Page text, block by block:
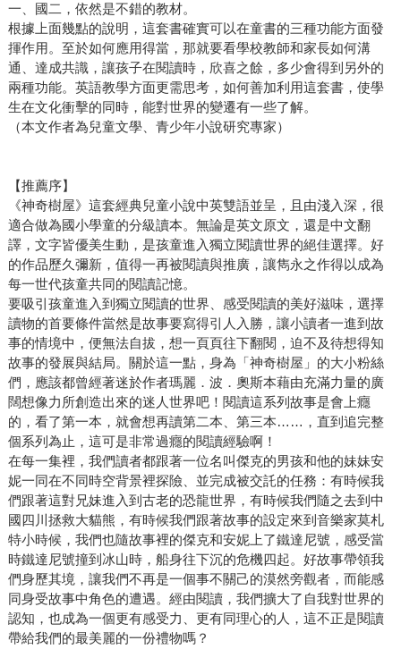
一、國二，依然是不錯的教材。
根據上面幾點的說明，這套書確實可以在童書的三種功能方面發
揮作用。至於如何應用得當，那就要看學校教師和家長如何溝
通、達成共識，讓孩子在閱讀時，欣喜之餘，多少會得到另外的
兩種功能。英語教學方面更需思考，如何善加利用這套書，使學
生在文化衝擊的同時，能對世界的變遷有一些了解。
（本文作者為兒童文學、青少年小說研究專家）
【推薦序】
《神奇樹屋》這套經典兒童小說中英雙語並呈，且由淺入深，很
適合做為國小學童的分級讀本。無論是英文原文，還是中文翻
譯，文字皆優美生動，是孩童進入獨立閱讀世界的絕佳選擇。好
的作品歷久彌新，值得一再被閱讀與推廣，讓雋永之作得以成為
每一世代孩童共同的閱讀記憶。
要吸引孩童進入到獨立閱讀的世界、感受閱讀的美好滋味，選擇
讀物的首要條件當然是故事要寫得引人入勝，讓小讀者一進到故
事的情境中，便無法自拔，想一頁頁往下翻閱，迫不及待想得知
故事的發展與結局。關於這一點，身為「神奇樹屋」的大小粉絲
們，應該都曾經著迷於作者瑪麗．波．奧斯本藉由充滿力量的廣
闊想像力所創造出來的迷人世界吧！閱讀這系列故事是會上癮
的，看了第一本，就會想再讀第二本、第三本……，直到追完整
個系列為止，這可是非常過癮的閱讀經驗啊！
在每一集裡，我們讀者都跟著一位名叫傑克的男孩和他的妹妹安
妮一同在不同時空背景裡探險、並完成被交託的任務：有時候我
們跟著這對兄妹進入到古老的恐龍世界，有時候我們隨之去到中
國四川拯救大貓熊，有時候我們跟著故事的設定來到音樂家莫札
特小時候，我們也隨故事裡的傑克和安妮上了鐵達尼號，感受當
時鐵達尼號撞到冰山時，船身往下沉的危機四起。好故事帶領我
們身歷其境，讓我們不再是一個事不關己的漠然旁觀者，而能感
同身受故事中角色的遭遇。經由閱讀，我們擴大了自我對世界的
認知，也成為一個更有感受力、更有同理心的人，這不正是閱讀
帶給我們的最美麗的一份禮物嗎？